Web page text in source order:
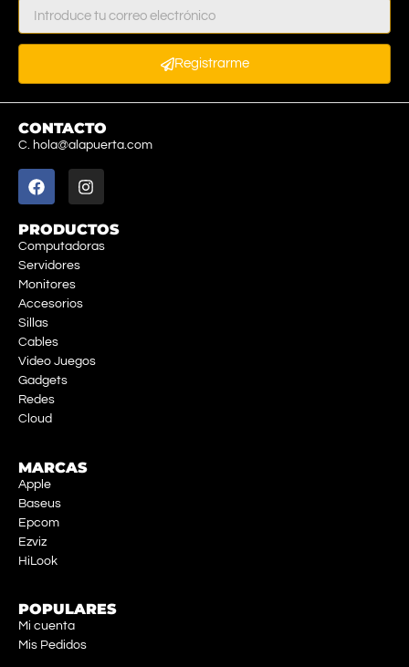
Registrarme
CONTACTO
C. hola@alapuerta.com
PRODUCTOS
Computadoras
Servidores
Monitores
Accesorios
Sillas
Cables
Video Juegos
Gadgets
Redes
Cloud
MARCAS
Apple
Baseus
Epcom
Ezviz
HiLook
POPULARES
Mi cuenta
Mis Pedidos